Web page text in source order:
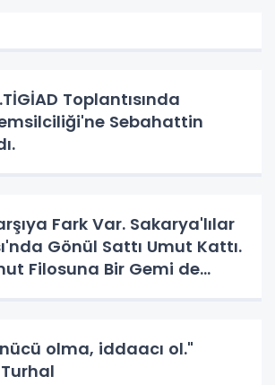
Toplantısında
Sebahattin
Fark Var. Sakarya'lılar
Gönül Sattı Umut Kattı.
Filosuna Bir Gemi de
olma, iddaacı ol."